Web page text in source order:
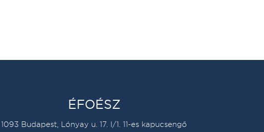
ÉFOÉSZ
1093 Budapest, Lónyay u. 17. I/1. 11-es kapucsengő